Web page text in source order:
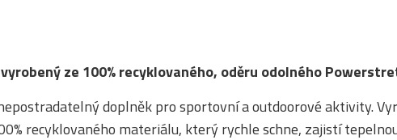
ze 100% recyklovaného, oděru odolného
doplněk pro sportovní a outdoorové aktivity.
recyklovaného materiálu, který rychle schne, zajistí